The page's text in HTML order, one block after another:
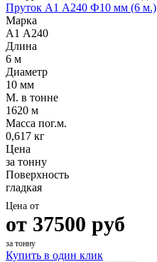
Пруток А1 А240 Ф10 мм (6 м.)
Марка
А1 А240
Длина
6 м
Диаметр
10 мм
М. в тонне
1620 м
Масса пог.м.
0,617 кг
Цена
за тонну
Поверхность
гладкая
Цена от
от 37500 руб
за тонну
Купить в один клик